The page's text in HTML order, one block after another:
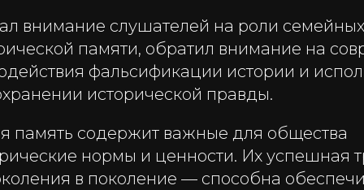
внимание слушателей на роли
памяти, обратил внимание на
фальсификации истории и
исторической правды.
память содержит важные для общества
нормы и ценности. Их успешная
в поколение — способна